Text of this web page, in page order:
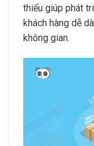
thiếu giúp phát
khách hàng dễ
không gian.